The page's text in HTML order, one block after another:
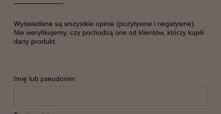
Wyświetlane są wszystkie opinie (pozytywne i negatywne).
Nie weryfikujemy, czy pochodzą one od klientów, którzy kupili
dany produkt.
Imię lub pseudonim: